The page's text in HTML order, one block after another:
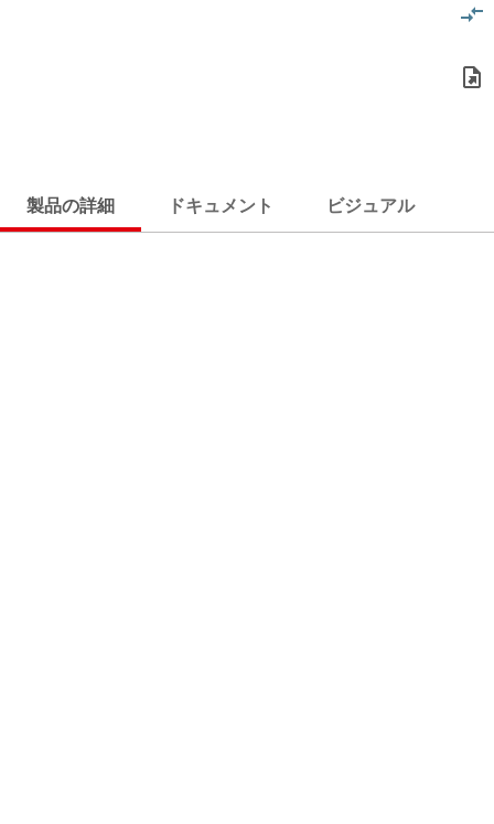
製品の詳細 ドキュメント ビジュアル